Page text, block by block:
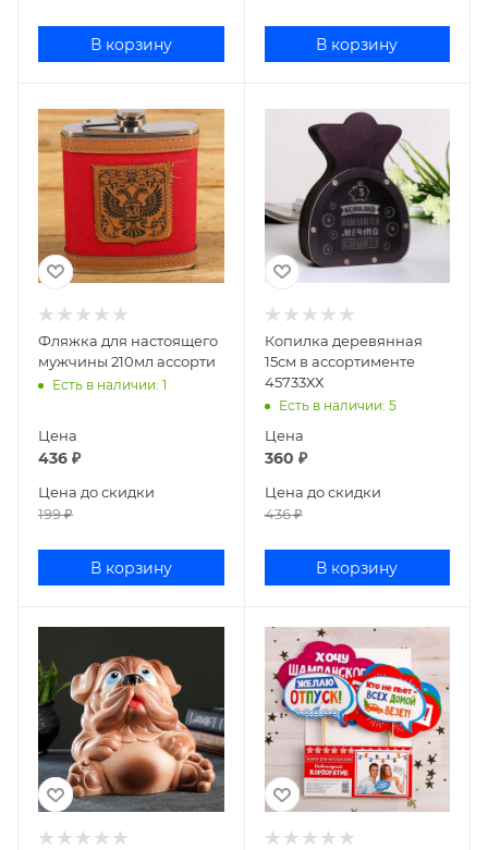
В корзину В корзину
Фляжка для настоящего
мужчины 210мл ассорти
Есть в наличии: 1
Цена
436 ₽
Цена до скидки
199₽
В корзину
Копилка деревянная
15см в ассортименте
45733ХХ
Есть в наличии: 5
Цена
360 ₽
Цена до скидки
436₽
В корзину